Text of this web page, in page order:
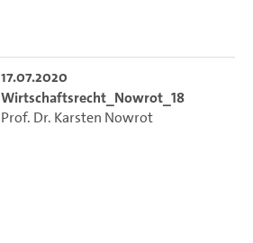
17.07.2020
Wirtschaftsrecht_Nowrot_18
Prof. Dr. Karsten Nowrot